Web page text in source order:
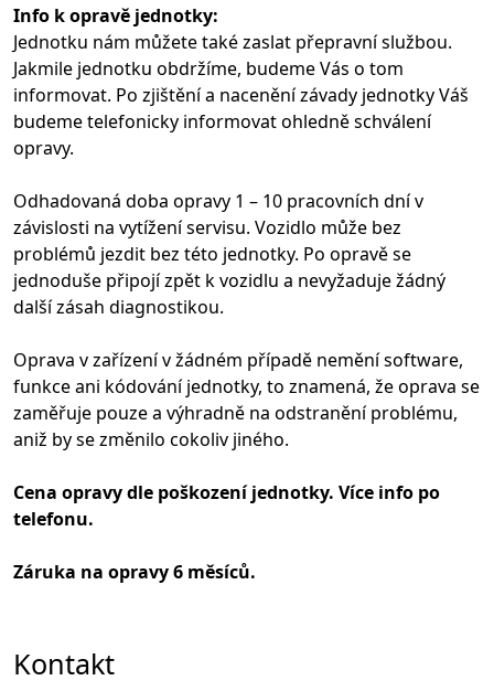
Info k opravě jednotky:
Jednotku nám můžete také zaslat přepravní službou.
Jakmile jednotku obdržíme, budeme Vás o tom
informovat. Po zjištění a nacenění závady jednotky Váš
budeme telefonicky informovat ohledně schválení
opravy.
Odhadovaná doba opravy 1 – 10 pracovních dní v
závislosti na vytížení servisu. Vozidlo může bez
problémů jezdit bez této jednotky. Po opravě se
jednoduše připojí zpět k vozidlu a nevyžaduje žádný
další zásah diagnostikou.
Oprava v zařízení v žádném případě nemění software,
funkce ani kódování jednotky, to znamená, že oprava se
zaměřuje pouze a výhradně na odstranění problému,
aniž by se změnilo cokoliv jiného.
Cena opravy dle poškození jednotky. Více info po
telefonu.
Záruka na opravy 6 měsíců.
Kontakt